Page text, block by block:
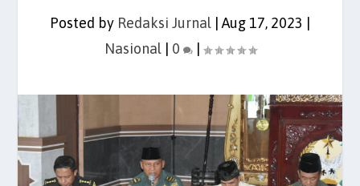
Posted by Redaksi Jurnal Aug 17, 2023
Nasional| 0 |